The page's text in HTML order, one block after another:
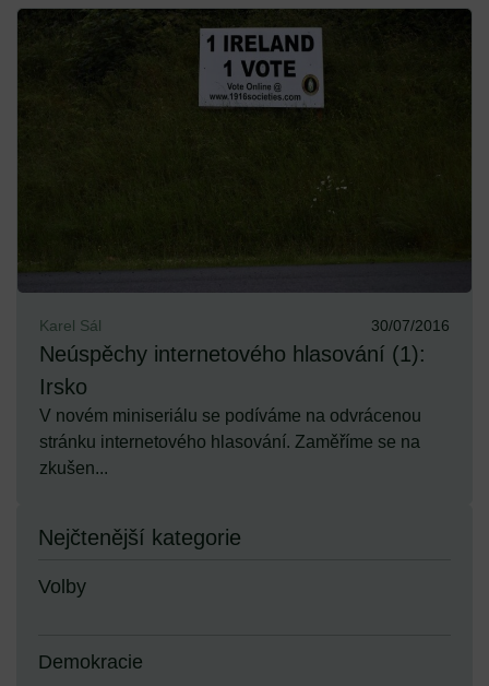
Nejčtenější kategorie
Volby
Demokracie
Karel Sál 30/07/2016
Neúspěchy internetového hlasování (1):
Irsko
V novém miniseriálu se podíváme na odvrácenou
stránku internetového hlasování. Zaměříme se na
zkušen...